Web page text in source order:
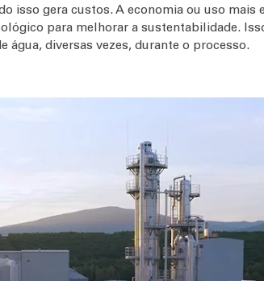
isso gera custos. A economia ou uso mais
para melhorar a sustentabilidade.
diversas vezes, durante o processo.